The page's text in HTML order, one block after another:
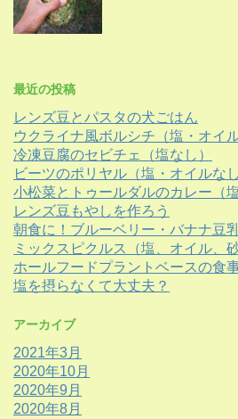
最近の投稿
レンズ豆とパスタの犬ごはん
ウクライナ風ボルシチ（塩・オイル
冷凍豆腐のセビチェ（塩なし）
ビーツのポリヤル（塩・オイルなし
小松菜とトゥールダルのカレー（
レンズ豆もやしを作ろう
朝食に！ブルーベリー・バナナ豆
ミックスピクルス（塩、オイル、
ホールフードプラントベースの食
塩を摂らなくて大丈夫？
アーカイブ
2021年3月
2020年10月
2020年9月
2020年8月